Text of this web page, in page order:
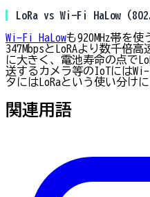
LoRa vs Wi-Fi HaLow（
Wi-Fi HaLowも920MHz帯を使
347MbpsとLoRAより数千倍
に大きく、電池寿命の点で
送するカメラ等のIoTには
タにはLoRaという使い分けに
関連用語